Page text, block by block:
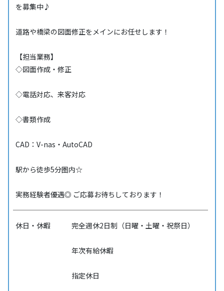
を募集中♪
道路や橋梁の図面修正をメインにお任せします！
【担当業務】
◇図面作成・修正
◇電話対応、来客対応
◇書類作成
CAD：V-nas・AutoCAD
駅から徒歩5分圏内☆
実務経験者優遇◎ ご応募お待ちしております！
休日・休暇 完全週休2日制（日曜・土曜・祝祭日）
年次有給休暇
指定休日